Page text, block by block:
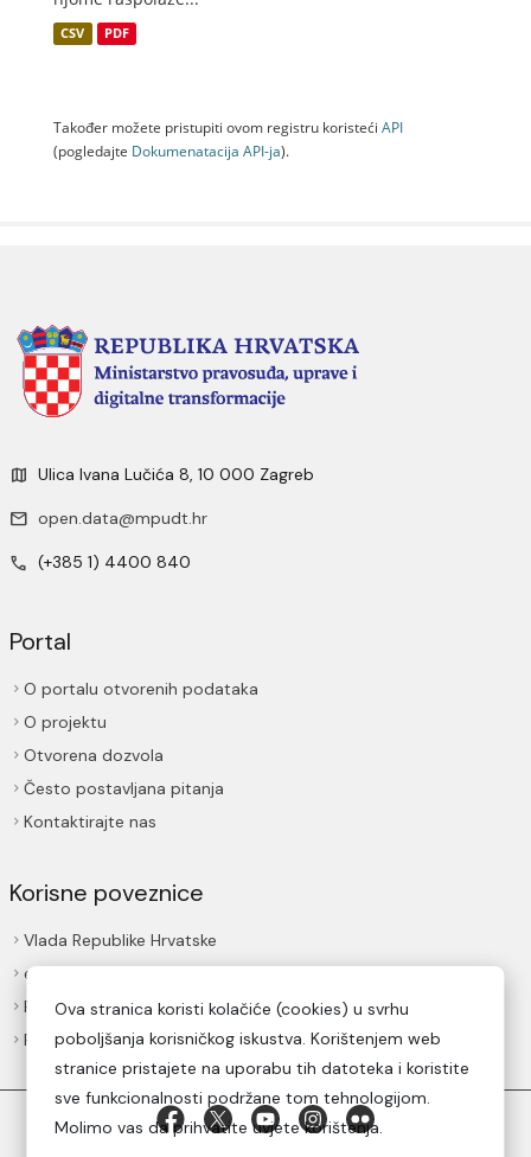
CSV PDF
Također možete pristupiti ovom registru koristeći API
(pogledajte Dokumenаtаcijа API-jа).